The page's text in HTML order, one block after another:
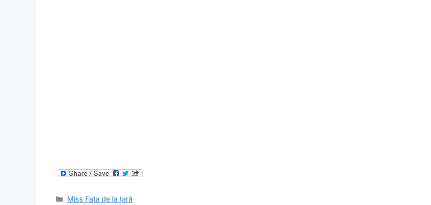
Categories
Miss Fata de la țară